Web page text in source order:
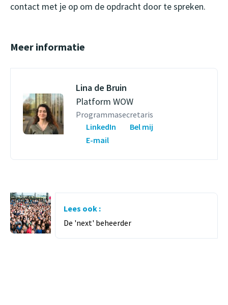
contact met je op om de opdracht door te spreken.
Meer informatie
Lina de Bruin
Platform WOW
Programmasecretaris
LinkedIn
Bel mij
E-mail
Lees ook :
De 'next' beheerder